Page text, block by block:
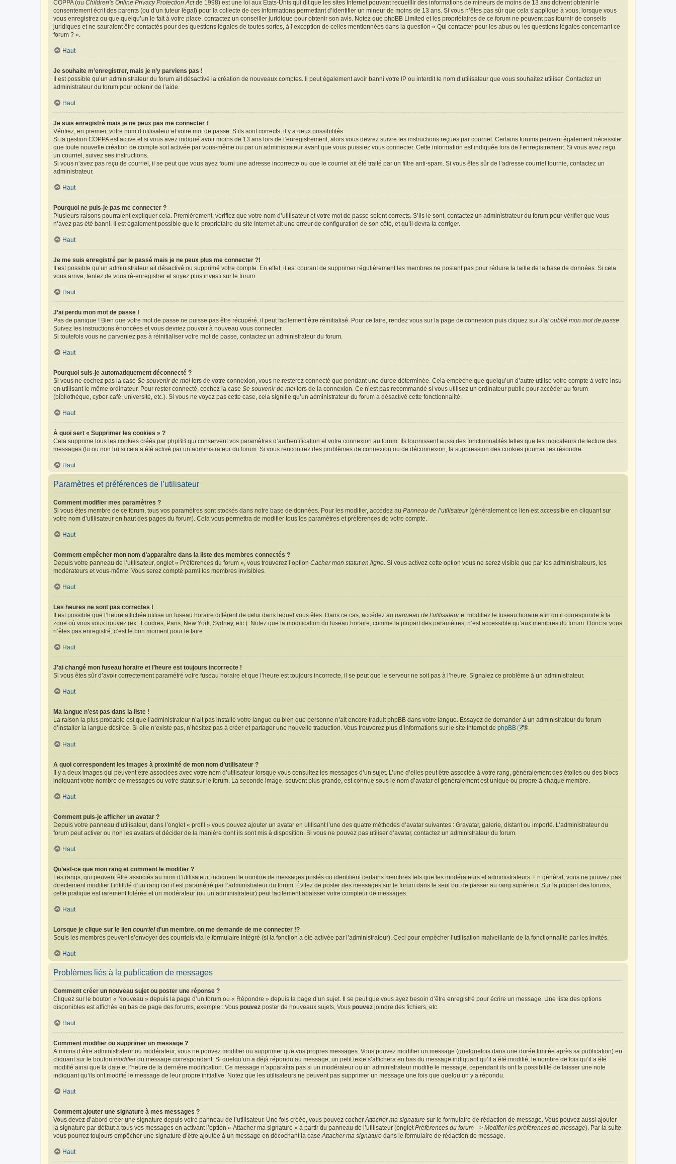
COPPA (ou Children’s Online Privacy Protection Actde 1998) est une loi aux États-Unis qui dit que les sites Internet pouvant recueillir des informations de mineurs de moins de 13 ans doivent obtenir le
consentement écrit des parents (ou d’un tuteur légal) pour la collecte de ces informations permettant d’identifier un mineur de moins de 13 ans. Si vous n’êtes pas sûr que cela s’applique à vous, lorsque vous
vous enregistrez ou que quelqu’un le fait à votre place, contactez un conseiller juridique pour obtenir son avis. Notez que phpBB Limited et les propriétaires de ce forum ne peuvent pas fournir de conseils
juridiques et ne sauraient être contactés pour des questions légales de toutes sortes, à l’exception de celles mentionnées dans la question « Qui contacter pour les abus ou les questions légales concernant ce
forum ? ».
Haut
Je souhaite m’enregistrer, mais je n’y parviens pas !
Il est possible qu’un administrateur du forum ait désactivé la création de nouveaux comptes. Il peut également avoir banni votre IP ou interdit le nom d’utilisateur que vous souhaitez utiliser. Contactez un
administrateur du forum pour obtenir de l’aide.
Haut
Je suis enregistré mais je ne peux pas me connecter !
Vérifiez, en premier, votre nom d’utilisateur et votre mot de passe. S’ils sont corrects, il y a deux possibilités :
Si la gestion COPPA est active et si vous avez indiqué avoir moins de 13 ans lors de l’enregistrement, alors vous devrez suivre les instructions reçues par courriel. Certains forums peuvent également nécessiter
que toute nouvelle création de compte soit activée par vous-même ou par un administrateur avant que vous puissiez vous connecter. Cette information est indiquée lors de l’enregistrement. Si vous avez reçu
un courriel, suivez ses instructions.
Si vous n’avez pas reçu de courriel, il se peut que vous ayez fourni une adresse incorrecte ou que le courriel ait été traité par un filtre anti-spam. Si vous êtes sûr de l’adresse courriel fournie, contactez un
administrateur.
Haut
Pourquoi ne puis-je pas me connecter ?
Plusieurs raisons pourraient expliquer cela. Premièrement, vérifiez que votre nom d’utilisateur et votre mot de passe soient corrects. S’ils le sont, contactez un administrateur du forum pour vérifier que vous
n’avez pas été banni. Il est également possible que le propriétaire du site Internet ait une erreur de configuration de son côté, et qu’il devra la corriger.
Haut
Je me suis enregistré par le passé mais je ne peux plus me connecter ?!
Il est possible qu’un administrateur ait désactivé ou supprimé votre compte. En effet, il est courant de supprimer régulièrement les membres ne postant pas pour réduire la taille de la base de données. Si cela
vous arrive, tentez de vous ré-enregistrer et soyez plus investi sur le forum.
Haut
J’ai perdu mon mot de passe !
Pas de panique ! Bien que votre mot de passe ne puisse pas être récupéré, il peut facilement être réinitialisé. Pour ce faire, rendez vous sur la page de connexion puis cliquez sur J’ai oublié mon mot de passe.
Suivez les instructions énoncées et vous devriez pouvoir à nouveau vous connecter.
Si toutefois vous ne parveniez pas à réinitialiser votre mot de passe, contactez un administrateur du forum.
Haut
Pourquoi suis-je automatiquement déconnecté ?
Si vous ne cochez pas la case Se souvenir de moi lors de votre connexion, vous ne resterez connecté que pendant une durée déterminée. Cela empêche que quelqu’un d’autre utilise votre compte à votre insu
en utilisant le même ordinateur. Pour rester connecté, cochez la case Se souvenir de moi lors de la connexion. Ce n’est pas recommandé si vous utilisez un ordinateur public pour accéder au forum
(bibliothèque, cyber-café, université, etc.). Si vous ne voyez pas cette case, cela signifie qu’un administrateur du forum a désactivé cette fonctionnalité.
Haut
À quoi sert « Supprimer les cookies » ?
Cela supprime tous les cookies créés par phpBB qui conservent vos paramètres d’authentification et votre connexion au forum. Ils fournissent aussi des fonctionnalités telles que les indicateurs de lecture des
messages (lu ou non lu) si cela a été activé par un administrateur du forum. Si vous rencontrez des problèmes de connexion ou de déconnexion, la suppression des cookies pourrait les résoudre.
Haut
Paramètres et préférences de l’utilisateur
Comment modifier mes paramètres ?
Si vous êtes membre de ce forum, tous vos paramètres sont stockés dans notre base de données. Pour les modifier, accédez au Panneau de l’utilisateur(généralement ce lien est accessible en cliquant sur
votre nom d’utilisateur en haut des pages du forum). Cela vous permettra de modifier tous les paramètres et préférences de votre compte.
Haut
Comment empêcher mon nom d’apparaître dans la liste des membres connectés ?
Depuis votre panneau de l’utilisateur, onglet « Préférences du forum », vous trouverez l’option Cacher mon statut en ligne. Si vous activez cette option vous ne serez visible que par les administrateurs, les
modérateurs et vous-même. Vous serez compté parmi les membres invisibles.
Haut
Les heures ne sont pas correctes !
Il est possible que l’heure affichée utilise un fuseau horaire différent de celui dans lequel vous êtes. Dans ce cas, accédez au panneau de l’utilisateuret modifiez le fuseau horaire afin qu’il corresponde à la
zone où vous vous trouvez (ex : Londres, Paris, New York, Sydney, etc.). Notez que la modification du fuseau horaire, comme la plupart des paramètres, n’est accessible qu’aux membres du forum. Donc si vous
n’êtes pas enregistré, c’est le bon moment pour le faire.
Haut
J’ai changé mon fuseau horaire et l’heure est toujours incorrecte !
Si vous êtes sûr d’avoir correctement paramétré votre fuseau horaire et que l’heure est toujours incorrecte, il se peut que le serveur ne soit pas à l’heure. Signalez ce problème à un administrateur.
Haut
Ma langue n’est pas dans la liste !
La raison la plus probable est que l’administrateur n’ait pas installé votre langue ou bien que personne n’ait encore traduit phpBB dans votre langue. Essayez de demander à un administrateur du forum
d’installer la langue désirée. Si elle n’existe pas, n’hésitez pas à créer et partager une nouvelle traduction. Vous trouverez plus d’informations sur le site Internet de phpBB ®.
Haut
A quoi correspondent les images à proximité de mon nom d’utilisateur ?
Il y a deux images qui peuvent être associées avec votre nom d’utilisateur lorsque vous consultez les messages d’un sujet. L’une d’elles peut être associée à votre rang, généralement des étoiles ou des blocs
indiquant votre nombre de messages ou votre statut sur le forum. La seconde image, souvent plus grande, est connue sous le nom d’avatar et généralement est unique ou propre à chaque membre.
Haut
Comment puis-je afficher un avatar ?
Depuis votre panneau d’utilisateur, dans l’onglet « profil » vous pouvez ajouter un avatar en utilisant l’une des quatre méthodes d’avatar suivantes : Gravatar, galerie, distant ou importé. L’administrateur du
forum peut activer ou non les avatars et décider de la manière dont ils sont mis à disposition. Si vous ne pouvez pas utiliser d’avatar, contactez un administrateur du forum.
Haut
Qu’est-ce que mon rang et comment le modifier ?
Les rangs, qui peuvent être associés au nom d’utilisateur, indiquent le nombre de messages postés ou identifient certains membres tels que les modérateurs et administrateurs. En général, vous ne pouvez pas
directement modifier l’intitulé d’un rang car il est paramétré par l’administrateur du forum. Évitez de poster des messages sur le forum dans le seul but de passer au rang supérieur. Sur la plupart des forums,
cette pratique est rarement tolérée et un modérateur (ou un administrateur) peut facilement abaisser votre compteur de messages.
Haut
Lorsque je clique sur le lien courrield’un membre, on me demande de me connecter !?
Seuls les membres peuvent s’envoyer des courriels via le formulaire intégré (si la fonction a été activée par l’administrateur). Ceci pour empêcher l’utilisation malveillante de la fonctionnalité par les invités.
Haut
Problèmes liés à la publication de messages
Comment créer un nouveau sujet ou poster une réponse ?
Cliquez sur le bouton « Nouveau » depuis la page d’un forum ou « Répondre » depuis la page d’un sujet. Il se peut que vous ayez besoin d’être enregistré pour écrire un message. Une liste des options
disponibles est affichée en bas de page des forums, exemple : Vous pouvez poster de nouveaux sujets, Vous pouvez joindre des fichiers, etc.
Haut
Comment modifier ou supprimer un message ?
À moins d’être administrateur ou modérateur, vous ne pouvez modifier ou supprimer que vos propres messages. Vous pouvez modifier un message (quelquefois dans une durée limitée après sa publication) en
cliquant sur le bouton modifierdu message correspondant. Si quelqu’un a déjà répondu au message, un petit texte s’affichera en bas du message indiquant qu’il a été modifié, le nombre de fois qu’il a été
modifié ainsi que la date et l’heure de la dernière modification. Ce message n’apparaîtra pas si un modérateur ou un administrateur modifie le message, cependant ils ont la possibilité de laisser une note
indiquant qu’ils ont modifié le message de leur propre initiative. Notez que les utilisateurs ne peuvent pas supprimer un message une fois que quelqu’un y a répondu.
Haut
Comment ajouter une signature à mes messages ?
Vous devez d’abord créer une signature depuis votre panneau de l’utilisateur. Une fois créée, vous pouvez cocherAttacher ma signature sur le formulaire de rédaction de message. Vous pouvez aussi ajouter
la signature par défaut à tous vos messages en activant l’option « Attacher ma signature » à partir du panneau de l’utilisateur (ongletPréférences du forum --> Modifier les préférences de message). Par la suite,
vous pourrez toujours empêcher une signature d’être ajoutée à un message en décochant la caseAttacher ma signature dans le formulaire de rédaction de message.
Haut